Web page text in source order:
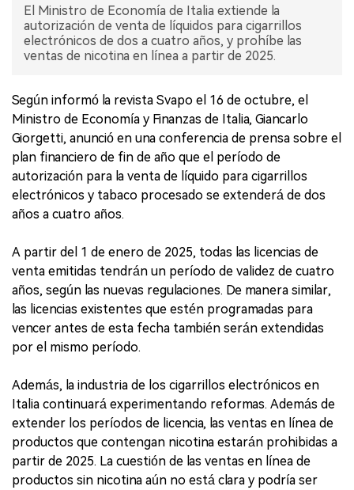
El Ministro de Economía de Italia extiende la
autorización de venta de líquidos para cigarrillos
electrónicos de dos a cuatro años, y prohíbe las
ventas de nicotina en línea a partir de 2025.
Según informó la revista Svapo el 16 de octubre, el
Ministro de Economía y Finanzas de Italia, Giancarlo
Giorgetti, anunció en una conferencia de prensa sobre el
plan financiero de fin de año que el período de
autorización para la venta de líquido para cigarrillos
electrónicos y tabaco procesado se extenderá de dos
años a cuatro años.
A partir del 1 de enero de 2025, todas las licencias de
venta emitidas tendrán un período de validez de cuatro
años, según las nuevas regulaciones. De manera similar,
las licencias existentes que estén programadas para
vencer antes de esta fecha también serán extendidas
por el mismo período.
Además, la industria de los cigarrillos electrónicos en
Italia continuará experimentando reformas. Además de
extender los períodos de licencia, las ventas en línea de
productos que contengan nicotina estarán prohibidas a
partir de 2025. La cuestión de las ventas en línea de
productos sin nicotina aún no está clara y podría ser